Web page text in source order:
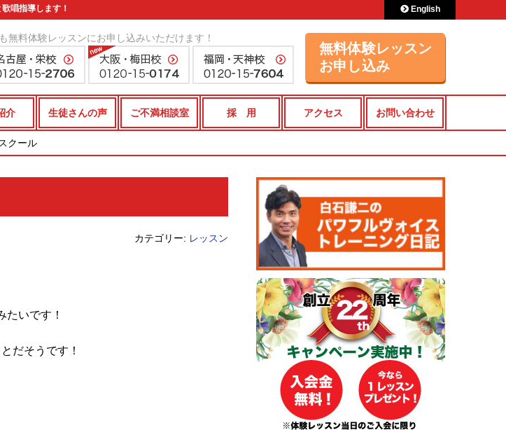
唱指導します！
無料体験レッスンにお申し込みいただけます！
無料体験レッスン
お申し込み
English
介 生徒さんの声 ご不満相談室 採 用 アクセス お問い合わせ
クール
カテゴリー: レッスン
いです！
だそうです！